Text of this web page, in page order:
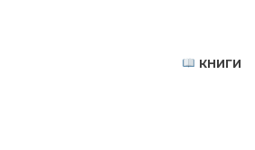
КНИГИ